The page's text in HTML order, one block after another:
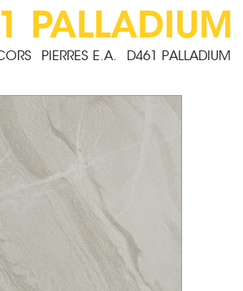
PALLADIUM
PIERRES E.A. D461 PALLADIUM